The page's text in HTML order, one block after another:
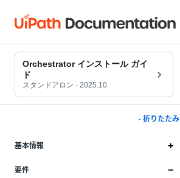
Orchestrator インストール ガイ
ド
スタンドアロン · 2025.10
- 折りたたみ
基本情報
要件